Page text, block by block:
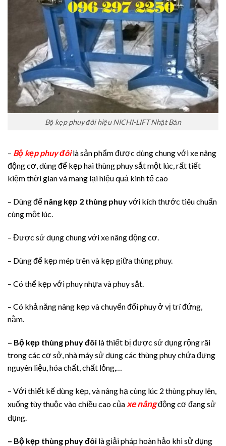
Bộ kẹp phuy đôi hiệu NICHI-LIFT Nhật Bản
– Bộ kẹp phuy đôilà sản phẩm được dùng chung với xe nâng
động cơ, dùng để kẹp hai thùng phuy sắt một lúc, rất tiết
kiệm thời gian và mang lại hiệu quả kinh tế cao
– Dùng để nâng kẹp 2 thùng phuyvới kích thước tiêu chuẩn
cùng một lúc.
– Được sử dụng chung với xe nâng động cơ.
– Dùng để kẹp mép trên và kẹp giữa thùng phuy.
– Có thể kẹp với phuy nhựa và phuy sắt.
– Có khả năng nâng kẹp và chuyển đổi phuy ở vị trí đứng,
nằm.
– Bộ kẹp thùng phuy đôi là thiết bị được sử dụng rộng rãi
trong các cơ sở, nhà máy sử dụng các thùng phuy chứa đựng
nguyên liệu, hóa chất, chất lỏng,…
– Với thiết kế dùng kẹp, và nâng hạ cùng lúc 2 thùng phuy lên,
xuống tùy thuộc vào chiều cao của xe nângđộng cơ đang sử
dụng.
– Bộ kẹp thùng phuy đôi là giải pháp hoàn hảo khi sử dụng